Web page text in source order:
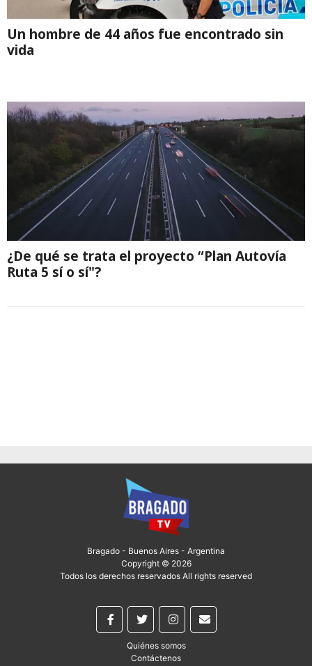
Un hombre de 44 años fue encontrado sin
vida
¿De qué se trata el proyecto “Plan Autovía
Ruta 5 sí o sí"?
Bragado - Buenos Aires - Argentina
Copyright © 2026
Todos los derechos reservados All rights reserved
Quiénes somos
Contáctenos